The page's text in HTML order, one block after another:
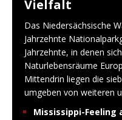
Vielfalt
Das Niedersächsische
Jahrzehnte
Jahrzehnte, in denen
Naturlebensräume
Mittendrin liegen die
umgeben von weiteren
Mississippi-Feeling